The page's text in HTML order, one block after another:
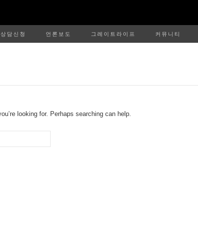
상담신청 언론보도 그레이트라이프 커뮤니티
looking for. Perhaps searching can help.